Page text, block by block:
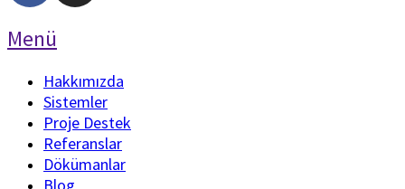
Menü
Hakkımızda
Sistemler
Proje Destek
Referanslar
Dökümanlar